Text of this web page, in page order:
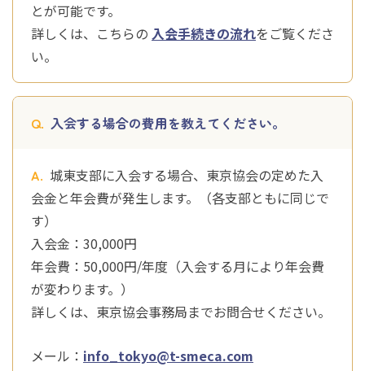
とが可能です。
詳しくは、こちらの 入会手続きの流れをご覧くださ
い。
入会する場合の費用を教えてください。
城東支部に入会する場合、東京協会の定めた入
会金と年会費が発生します。（各支部ともに同じで
す）
入会金：30,000円
年会費：50,000円/年度（入会する月により年会費
が変わります。）
詳しくは、東京協会事務局までお問合せください。
メール： info_tokyo@t-smeca.com